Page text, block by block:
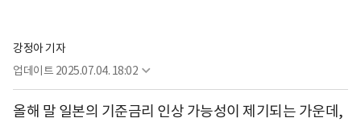
강정아 기자
업데이트 2025.07.04. 18:02
올해 말 일본의 기준금리 인상 가능성이 제기되는 가운데,